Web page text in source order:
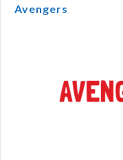
Avengers